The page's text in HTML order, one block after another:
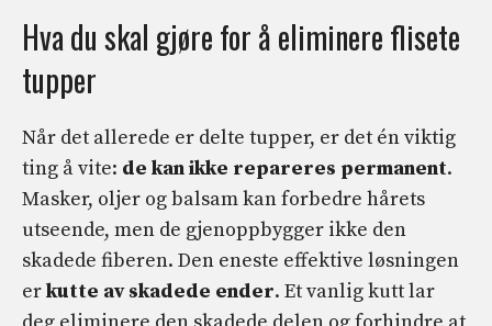
Hva du skal gjøre for å eliminere flisete
tupper
Når det allerede er delte tupper, er det én viktig
ting å vite: de kan ikke repareres permanent.
Masker, oljer og balsam kan forbedre hårets
utseende, men de gjenoppbygger ikke den
skadede fiberen. Den eneste effektive løsningen
erkutte av skadede ender. Et vanlig kutt lar